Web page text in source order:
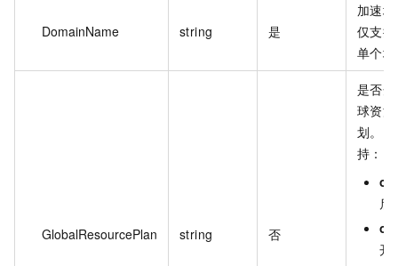
DomainName string 是
加速
仅支
单个
GlobalResourcePlan string 否
是否
球资
划。
持：
on
启
off
开